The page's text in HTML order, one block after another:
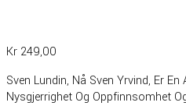
Kr 249,00
Sven Lundin, Nå Sven Yrvind, Er
Nysgjerrighet Og Oppfinnsomhet